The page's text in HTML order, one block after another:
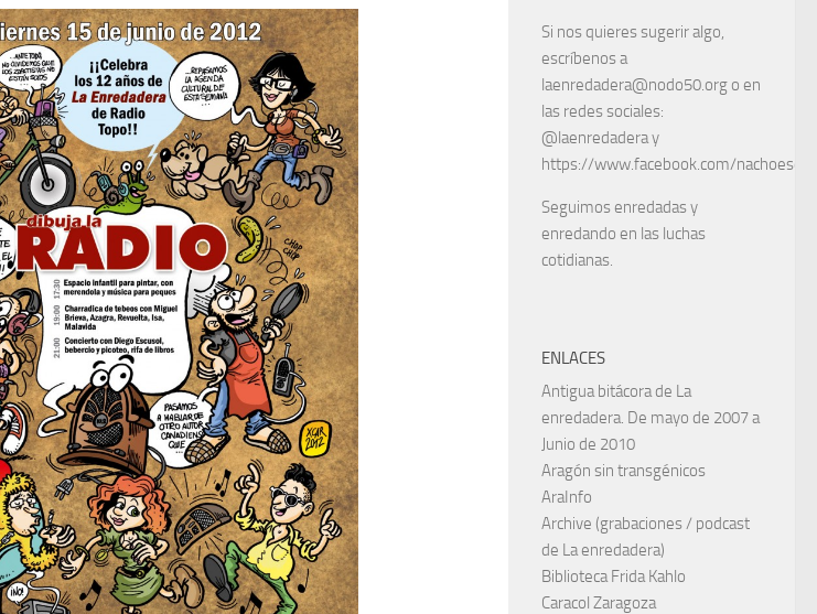
Si nos quieres sugerir algo,
escríbenos a
laenredadera@nodo50.org o en
las redes sociales:
@laenredadera y
https://www.facebook.com/
Seguimos enredadas y
enredando en las luchas
cotidianas.
ENLACES
Antigua bitácora de La
enredadera. De mayo de 2007 a
Junio de 2010
Aragón sin transgénicos
AraInfo
Archive (grabaciones / podcast
de La enredadera)
Biblioteca Frida Kahlo
Caracol Zaragoza